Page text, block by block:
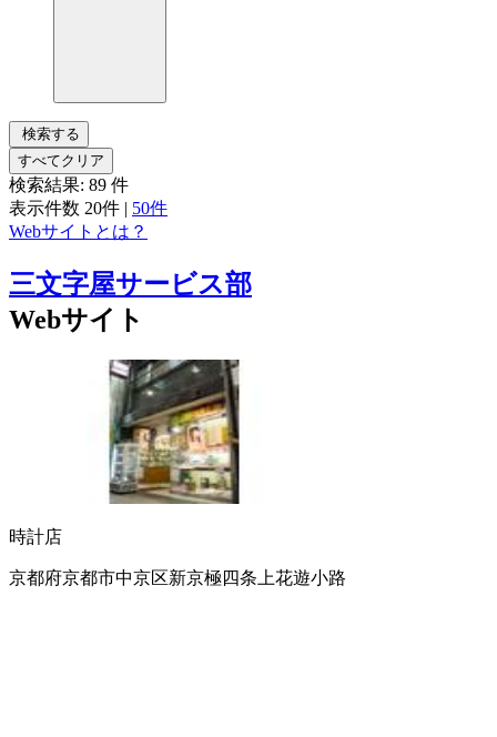
検索する
すべてクリア
検索結果: 89 件
表示件数 20件 | 50件
Webサイトとは？
三文字屋サービス部
Webサイト
時計店
京都府京都市中京区新京極四条上花遊小路